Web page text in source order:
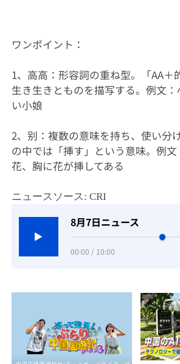
ワンポイント：
1、高高：形容詞の重ね型。「AA＋
生き生きとものを描写する。例文
い小娘
2、别：複数の意味を持ち、使い分
の中では「挿す」という意味。例
花、胸に花が挿してある
ニュースソース: CRI
8月7日ニュース
00:00 / 10:00